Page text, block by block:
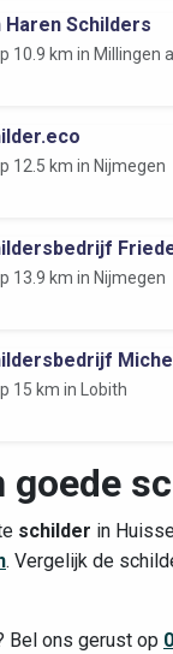
Haren Schilders
10.9 km in Millingen
12.5 km in Nijmegen
13.9 km in Nijmegen
15 km in Lobith
goede
schilder in
. Vergelijk de
Bel ons gerust op